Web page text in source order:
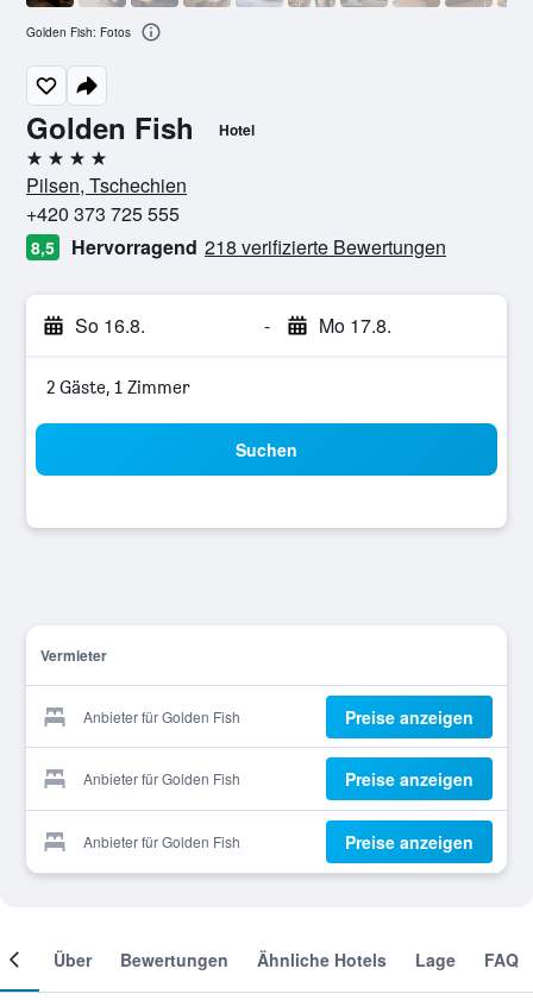
Golden Fish Hotel
4 Sterne
Pilsen, Tschechien
+420 373 725 555
8,5 Hervorragend 218 verifizierte Bewertungen
So 16.8. - Mo 17.8.
2 Gäste, 1 Zimmer
Suchen
Vermieter
Anbieter für Golden Fish Preise anzeigen
Anbieter für Golden Fish Preise anzeigen
Anbieter für Golden Fish Preise anzeigen
Golden Fish: Fotos
Über Bewertungen Ähnliche Hotels Lage FAQ